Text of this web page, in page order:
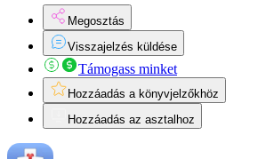
Megosztás
Visszajelzés küldése
Támogass minket
Hozzáadás a könyvjelzőkhöz
Hozzáadás az asztalhoz